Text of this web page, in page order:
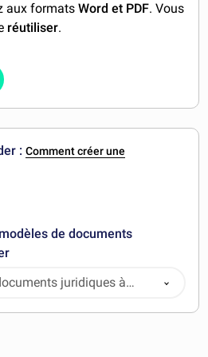
aux formatsWord et PDF. Vous
réutiliser.
:Comment créer une
de documents
juridiques à